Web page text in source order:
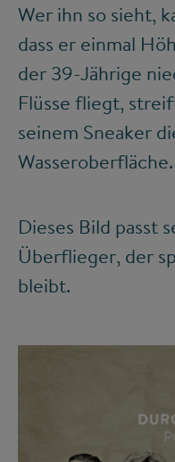
Wer ihn so sieht,
dass er einmal
der 39-Jährige
Flüsse fliegt,
seinem Sneaker
Wasseroberfläche.
Dieses Bild passt
Überflieger, der
bleibt.